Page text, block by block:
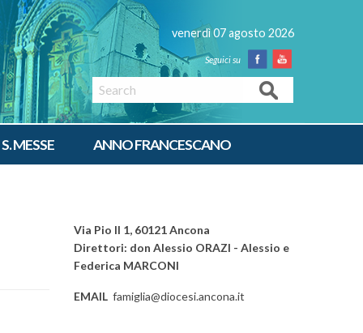
venerdì 07 agosto 2026
Facebook
Youtube
Search
MESSE ANNO FRANCESCANO
Via Pio II 1, 60121 Ancona
Direttori: don Alessio ORAZI - Alessio e
Federica MARCONI
EMAIL famiglia@diocesi.ancona.it